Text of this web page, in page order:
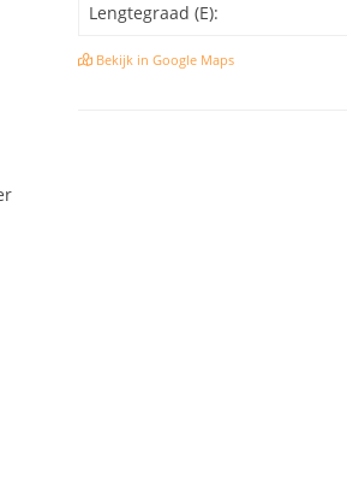
Lengtegraad (E):
Bekijk in Google Maps